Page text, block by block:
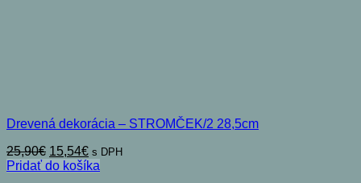
Drevená dekorácia – STROMČEK/2 28,5cm
25,90€ Pôvodná
cena
15,54€Aktuálna
cena
s DPH
Pridať do košíka